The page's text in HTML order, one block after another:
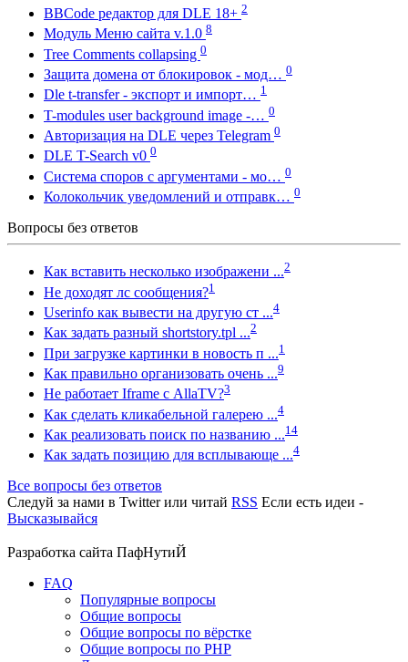
BBCode редактор для DLE 18+ 2
Модуль Меню сайта v.1.0 8
Tree Comments collapsing 0
Защита домена от блокировок - мод… 0
Dle t-transfer - экспорт и импорт… 1
T-modules user background image -… 0
Авторизация на DLE через Telegram 0
DLE T-Search v0 0
Система споров с аргументами - мо… 0
Колокольчик уведомлений и отправк… 0
Вопросы без ответов
Как вставить несколько изображени ...2
Не доходят лс сообщения?1
Userinfo как вывести на другую ст ...4
Как задать разный shortstory.tpl ...2
При загрузке картинки в новость п ...1
Как правильно организовать очень ...9
Не работает Iframe с AllaTV?3
Как сделать кликабельной галерею ...4
Как реализовать поиск по названию ...14
Как задать позицию для всплывающе ...4
Все вопросы без ответов
Следуй за нами в Twitterили читай RSS Если есть идеи -
Высказывайся
Разработка сайта ПафНутиЙ
FAQ
Популярные вопросы
Общие вопросы
Общие вопросы по вёрстке
Общие вопросы по PHP